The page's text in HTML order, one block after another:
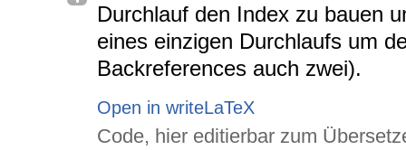
Durchlauf den Index zu bauen
eines einzigen Durchlaufs um
Backreferences auch zwei).
Open in writeLaTeX
Code, hier editierbar zum